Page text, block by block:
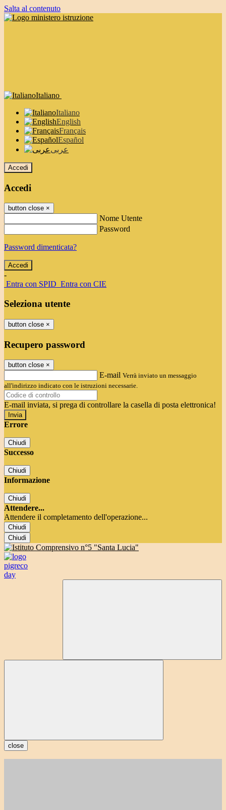
Salta al contenuto
Italiano
Italiano
English
Français
Español
عربى
Accedi
Accedi
button close ×
Nome Utente
Password
Password dimenticata?
-
Entra con SPID Entra con CIE
Seleziona utente
button close ×
Recupero password
button close ×
E-mail Verrà inviato un messaggio
all'indirizzo indicato con le istruzioni necessarie.
E-mail inviata, si prega di controllare la casella di posta elettronica!
Errore
Chiudi
Successo
Chiudi
Informazione
Chiudi
Attendere...
Attendere il completamento dell'operazione...
Chiudi
Chiudi
close